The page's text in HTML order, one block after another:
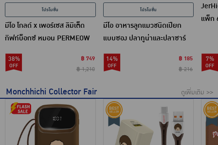
โปรโมชั่น
มีโอ โกลด์ x เพอร์เซส ลิมิเต็ด
กิฟท์บ็อกซ์ หมอน PERMEOW
38%
฿ 749
฿ 1,210
โปรโมชั่น
มีโอ อาหารลูกแมวชนิดเปียก
แบบซอง ปลาทูน่าและปลาซาร์
12 ชิ้น)
14%
฿ 185
฿ 216
แพ็ก
7%
Monchhichi Collector Fair ดูเพิ่มเติม >>